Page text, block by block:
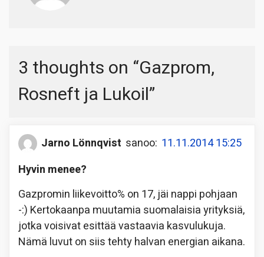
3 thoughts on “Gazprom,
Rosneft ja Lukoil”
Jarno Lönnqvist sanoo: 11.11.2014 15:25
Hyvin menee?
Gazpromin liikevoitto% on 17, jäi nappi pohjaan
-:) Kertokaanpa muutamia suomalaisia yrityksiä,
jotka voisivat esittää vastaavia kasvulukuja.
Nämä luvut on siis tehty halvan energian aikana.